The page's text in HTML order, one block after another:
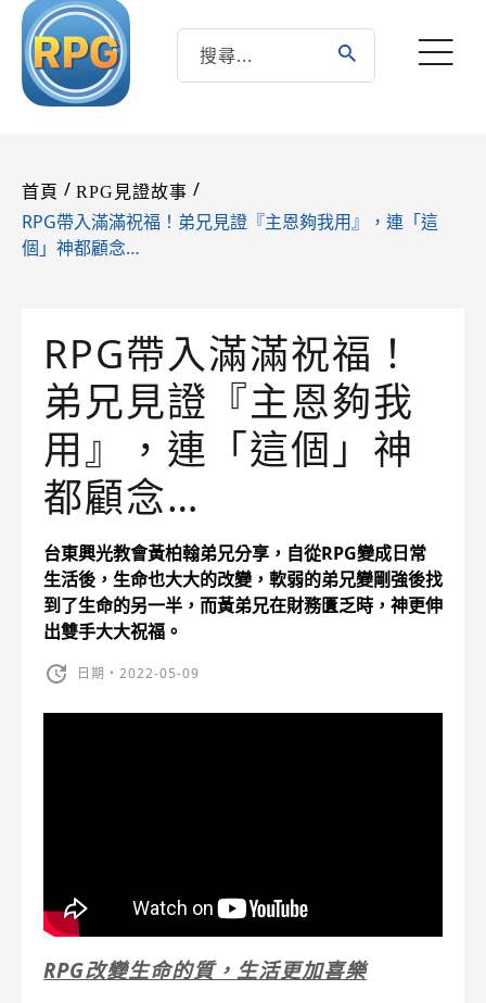
首頁 / RPG見證故事 /
RPG帶入滿滿祝福！弟兄見證『主恩夠我用』，連「這
個」神都顧念…
RPG帶入滿滿祝福！
弟兄見證『主恩夠我
用』，連「這個」神
都顧念…
台東興光教會黃柏翰弟兄分享，自從RPG變成日常
生活後，生命也大大的改變，軟弱的弟兄變剛強後找
到了生命的另一半，而黃弟兄在財務匱乏時，神更伸
出雙手大大祝福。
日期・2022-05-09
RPG改變生命的質，生活更加喜樂